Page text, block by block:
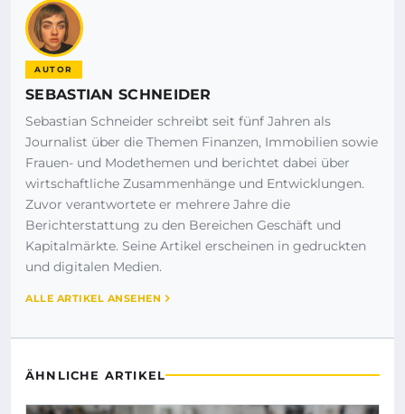
AUTOR
SEBASTIAN SCHNEIDER
Sebastian Schneider schreibt seit fünf Jahren als
Journalist über die Themen Finanzen, Immobilien sowie
Frauen- und Modethemen und berichtet dabei über
wirtschaftliche Zusammenhänge und Entwicklungen.
Zuvor verantwortete er mehrere Jahre die
Berichterstattung zu den Bereichen Geschäft und
Kapitalmärkte. Seine Artikel erscheinen in gedruckten
und digitalen Medien.
ALLE ARTIKEL ANSEHEN
ÄHNLICHE ARTIKEL